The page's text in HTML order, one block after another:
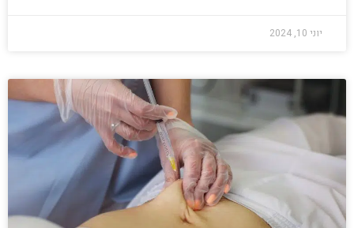
יוני 10, 2024